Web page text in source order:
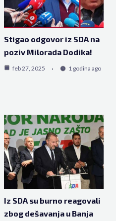
Stigao odgovor iz SDA na
poziv Milorada Dodika!
feb 27, 2025 1 godina ago
Iz SDA su burno reagovali
zbog dešavanja u Banja